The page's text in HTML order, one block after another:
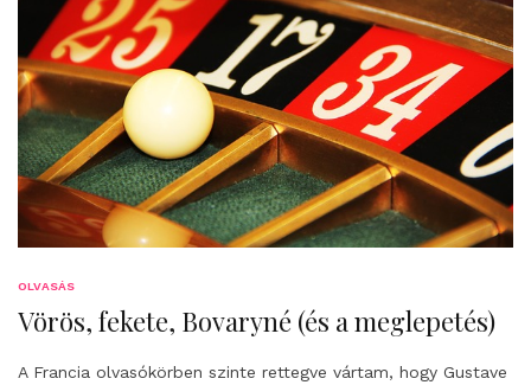
OLVASÁS
Vörös, fekete, Bovaryné (és a meglepetés)
A Francia olvasókörben szinte rettegve vártam, hogy Gustave